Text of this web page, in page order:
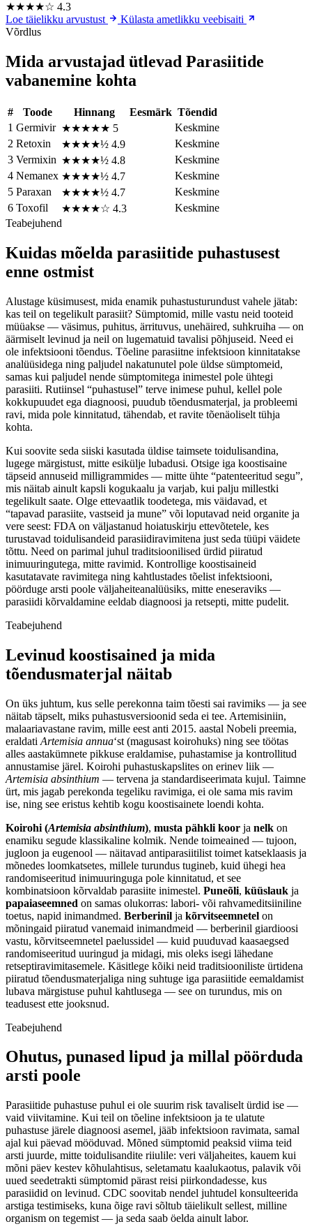
★★★★☆ 4.3
Loe täielikku arvustust
Külasta ametlikku veebisaiti
Võrdlus
Mida arvustajad ütlevad Parasiitide
vabanemine kohta
# Toode Hinnang Eesmärk Tõendid
1 Germivir ★★★★★ 5
Keskmine
2 Retoxin ★★★★½ 4.9
Keskmine
3 Vermixin ★★★★½ 4.8
Keskmine
4 Nemanex ★★★★½ 4.7
Keskmine
5 Paraxan ★★★★½ 4.7
Keskmine
6 Toxofil ★★★★☆ 4.3
Keskmine
Teabejuhend
Kuidas mõelda parasiitide puhastusest
enne ostmist
Alustage küsimusest, mida enamik puhastusturundust vahele jätab:
kas teil on tegelikult parasiit? Sümptomid, mille vastu neid tooteid
müüakse — väsimus, puhitus, ärrituvus, unehäired, suhkruiha — on
äärmiselt levinud ja neil on lugematuid tavalisi põhjuseid. Need ei
ole infektsiooni tõendus. Tõeline parasiitne infektsioon kinnitatakse
analüüsidega ning paljudel nakatunutel pole üldse sümptomeid,
samas kui paljudel nende sümptomitega inimestel pole ühtegi
parasiiti. Rutiinsel “puhastusel” terve inimese puhul, kellel pole
kokkupuudet ega diagnoosi, puudub tõendusmaterjal, ja probleemi
ravi, mida pole kinnitatud, tähendab, et ravite tõenäoliselt tühja
kohta.
Kui soovite seda siiski kasutada üldise taimsete toidulisandina,
lugege märgistust, mitte esikülje lubadusi. Otsige iga koostisaine
täpseid annuseid milligrammides — mitte ühte “patenteeritud segu”,
mis näitab ainult kapsli kogukaalu ja varjab, kui palju millestki
tegelikult saate. Olge ettevaatlik toodetega, mis väidavad, et
“tapavad parasiite, vastseid ja mune” või loputavad neid organite ja
vere seest: FDA on väljastanud hoiatuskirju ettevõtetele, kes
turustavad toidulisandeid parasiidiravimitena just seda tüüpi väidete
tõttu. Need on parimal juhul traditsioonilised ürdid piiratud
inimuuringutega, mitte ravimid. Kontrollige koostisaineid
kasutatavate ravimitega ning kahtlustades tõelist infektsiooni,
pöörduge arsti poole väljaheiteanalüüsiks, mitte eneseraviks —
parasiidi kõrvaldamine eeldab diagnoosi ja retsepti, mitte pudelit.
Teabejuhend
Levinud koostisained ja mida
tõendusmaterjal näitab
On üks juhtum, kus selle perekonna taim tõesti sai ravimiks — ja see
näitab täpselt, miks puhastusversioonid seda ei tee. Artemisiniin,
malaariavastane ravim, mille eest anti 2015. aastal Nobeli preemia,
eraldati Artemisia annua‘st (magusast koirohuks) ning see töötas
alles aastakümnete pikkuse eraldamise, puhastamise ja kontrollitud
annustamise järel. Koirohi puhastuskapslites on erinev liik —
Artemisia absinthium — tervena ja standardiseerimata kujul. Taimne
ürt, mis jagab perekonda tegeliku ravimiga, ei ole sama mis ravim
ise, ning see eristus kehtib kogu koostisainete loendi kohta.
Koirohi (Artemisia absinthium), musta pähkli koor ja nelk on
enamiku segude klassikaline kolmik. Nende toimeained — tujoon,
jugloon ja eugenool — näitavad antiparasiitilist toimet katseklaasis ja
mõnedes loomkatsetes, millele turundus tugineb, kuid ühegi hea
randomiseeritud inimuuringuga pole kinnitatud, et see
kombinatsioon kõrvaldab parasiite inimestel. Puneõli, küüslauk ja
papaiaseemned on samas olukorras: labori- või rahvameditsiiniline
toetus, napid inimandmed. Berberinil ja kõrvitseemnetel on
mõningaid piiratud vanemaid inimandmeid — berberinil giardioosi
vastu, kõrvitseemnetel paelussidel — kuid puuduvad kaasaegsed
randomiseeritud uuringud ja midagi, mis oleks isegi lähedane
retseptiravimitasemele. Käsitlege kõiki neid traditsiooniliste ürtidena
piiratud tõendusmaterjaliga ning suhtuge iga parasiitide eemaldamist
lubava märgistuse puhul kahtlusega — see on turundus, mis on
teadusest ette jooksnud.
Teabejuhend
Ohutus, punased lipud ja millal pöörduda
arsti poole
Parasiitide puhastuse puhul ei ole suurim risk tavaliselt ürdid ise —
vaid viivitamine. Kui teil on tõeline infektsioon ja te ulatute
puhastuse järele diagnoosi asemel, jääb infektsioon ravimata, samal
ajal kui päevad mööduvad. Mõned sümptomid peaksid viima teid
arsti juurde, mitte toidulisandite riiulile: veri väljaheites, kauem kui
mõni päev kestev kõhulahtisus, seletamatu kaalukaotus, palavik või
uued seedetrakti sümptomid pärast reisi piirkondadesse, kus
parasiidid on levinud. CDC soovitab nendel juhtudel konsulteerida
arstiga testimiseks, kuna õige ravi sõltub täielikult sellest, milline
organism on tegemist — ja seda saab öelda ainult labor.